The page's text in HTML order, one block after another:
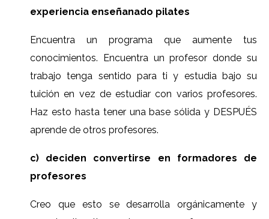
experiencia enseñanado pilates
Encuentra un programa que aumente tus
conocimientos. Encuentra un profesor donde su
trabajo tenga sentido para ti y estudia bajo su
tuición en vez de estudiar con varios profesores.
Haz esto hasta tener una base sólida y DESPUÉS
aprende de otros profesores.
c) deciden convertirse en formadores de
profesores
Creo que esto se desarrolla orgánicamente y